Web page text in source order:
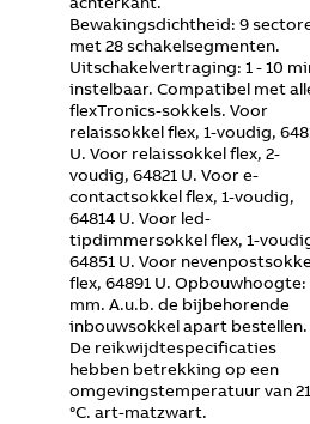
Bewakingsdichtheid: 9
met 28 schakelsegmenten.
Uitschakelvertraging: 1 - 10
instelbaar. Compatibel met
flexTronics-sokkels. Voor
relaissokkel flex, 1-voudig,
U. Voor relaissokkel flex, 2-
voudig, 64821 U. Voor e-
contactsokkel flex, 1-voudig,
64814 U. Voor led-
tipdimmersokkel flex, 1-
64851 U. Voor
flex, 64891 U. Opbouwhoogte:
mm. A.u.b. de bijbehorende
inbouwsokkel apart bestellen.
De reikwijdtespecificaties
hebben betrekking op een
omgevingstemperatuur van 21
°C. art-matzwart.